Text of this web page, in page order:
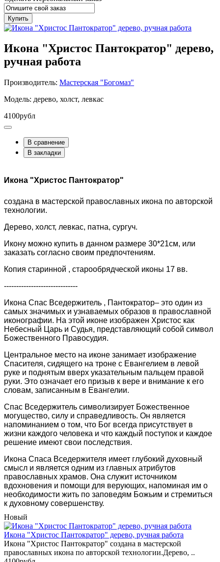
Купить
Икона "Христос Пантократор" дерево,
ручная работа
Производитель: Мастерская "Богомаз"
Модель: дерево, холст, левкас
4100рубл
В сравнение
В закладки
Икона "Христос Пантократор"
создана в мастерской православных икона по авторской
технологии.
Дерево, холст, левкас, патна, сургуч.
Икону можно купить в данном размере 30*21см, или
заказать согласно своим предпочтениям.
Копия старинной , старообрядческой иконы 17 вв.
------------------------------
Икона Спас Вседержитель , Пантократор– это один из
самых значимых и узнаваемых образов в православной
иконографии. На этой иконе изображен Христос как
Небесный Царь и Судья, представляющий собой символ
Божественного Правосудия.
Центральное место на иконе занимает изображение
Спасителя, сидящего на троне с Евангелием в левой
руке и поднятым вверх указательным пальцем правой
руки. Это означает его призыв к вере и внимание к его
словам, записанным в Евангелии.
Спас Вседержитель символизирует Божественное
могущество, силу и справедливость. Он является
напоминанием о том, что Бог всегда присутствует в
жизни каждого человека и что каждый поступок и каждое
решение имеют свои последствия.
Икона Спаса Вседержителя имеет глубокий духовный
смысл и является одним из главных атрибутов
православных храмов. Она служит источником
вдохновения и помощи для верующих, напоминая им о
необходимости жить по заповедям Божьим и стремиться
к духовному совершенству.
Новый
Икона "Христос Пантократор" дерево, ручная работа
Икона "Христос Пантократор" создана в мастерской
православных икона по авторской технологии.Дерево, ..